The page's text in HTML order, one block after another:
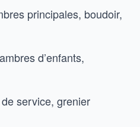
principales, boudoir,
d’enfants,
service, grenier